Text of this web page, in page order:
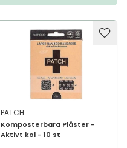
PATCH
Komposterbara Plåster -
Aktivt kol - 10 st